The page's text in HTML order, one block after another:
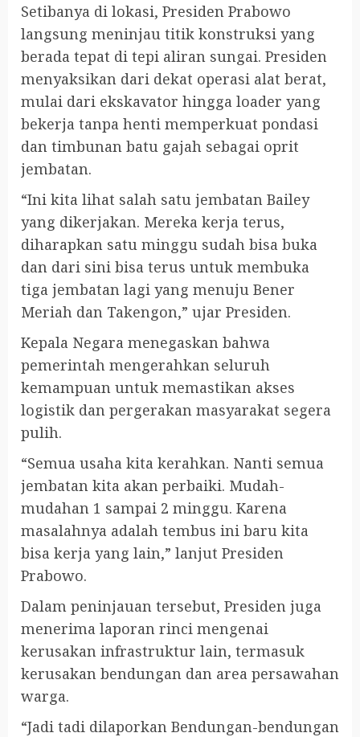
Setibanya di lokasi, Presiden Prabowo
langsung meninjau titik konstruksi yang
berada tepat di tepi aliran sungai. Presiden
menyaksikan dari dekat operasi alat berat,
mulai dari ekskavator hingga loader yang
bekerja tanpa henti memperkuat pondasi
dan timbunan batu gajah sebagai oprit
jembatan.
“Ini kita lihat salah satu jembatan Bailey
yang dikerjakan. Mereka kerja terus,
diharapkan satu minggu sudah bisa buka
dan dari sini bisa terus untuk membuka
tiga jembatan lagi yang menuju Bener
Meriah dan Takengon,” ujar Presiden.
Kepala Negara menegaskan bahwa
pemerintah mengerahkan seluruh
kemampuan untuk memastikan akses
logistik dan pergerakan masyarakat segera
pulih.
“Semua usaha kita kerahkan. Nanti semua
jembatan kita akan perbaiki. Mudah-
mudahan 1 sampai 2 minggu. Karena
masalahnya adalah tembus ini baru kita
bisa kerja yang lain,” lanjut Presiden
Prabowo.
Dalam peninjauan tersebut, Presiden juga
menerima laporan rinci mengenai
kerusakan infrastruktur lain, termasuk
kerusakan bendungan dan area persawahan
warga.
“Jadi tadi dilaporkan Bendungan-bendungan